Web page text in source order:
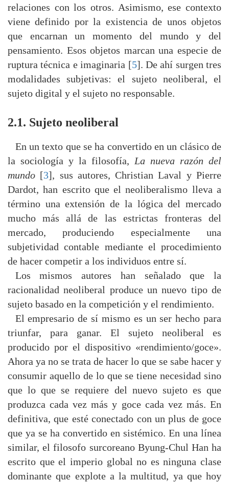
relaciones con los otros. Asimismo, ese contexto
viene definido por la existencia de unos objetos
que encarnan un momento del mundo y del
pensamiento. Esos objetos marcan una especie de
ruptura técnica e imaginaria [5]. De ahí surgen tres
modalidades subjetivas: el sujeto neoliberal, el
sujeto digital y el sujeto no responsable.
2.1. Sujeto neoliberal
En un texto que se ha convertido en un clásico de
la sociología y la filosofía, La nueva razón del
mundo [3], sus autores, Christian Laval y Pierre
Dardot, han escrito que el neoliberalismo lleva a
término una extensión de la lógica del mercado
mucho más allá de las estrictas fronteras del
mercado, produciendo especialmente una
subjetividad contable mediante el procedimiento
de hacer competir a los individuos entre sí.
Los mismos autores han señalado que la
racionalidad neoliberal produce un nuevo tipo de
sujeto basado en la competición y el rendimiento.
El empresario de sí mismo es un ser hecho para
triunfar, para ganar. El sujeto neoliberal es
producido por el dispositivo «rendimiento/goce».
Ahora ya no se trata de hacer lo que se sabe hacer y
consumir aquello de lo que se tiene necesidad sino
que lo que se requiere del nuevo sujeto es que
produzca cada vez más y goce cada vez más. En
definitiva, que esté conectado con un plus de goce
que ya se ha convertido en sistémico. En una línea
similar, el filosofo surcoreano Byung-Chul Han ha
escrito que el imperio global no es ninguna clase
dominante que explote a la multitud, ya que hoy